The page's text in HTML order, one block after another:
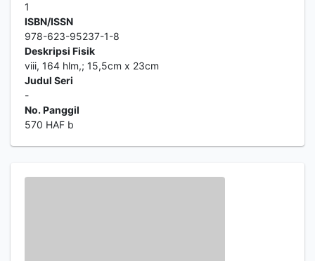
1
ISBN/ISSN
978-623-95237-1-8
Deskripsi Fisik
viii, 164 hlm,; 15,5cm x 23cm
Judul Seri
-
No. Panggil
570 HAF b